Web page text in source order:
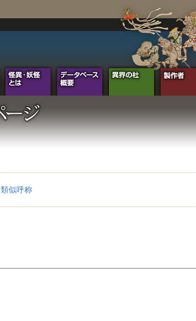
類似呼称